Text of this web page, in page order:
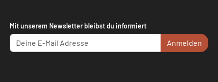
Mit unserem Newsletter bleibst du informiert
Anmelden